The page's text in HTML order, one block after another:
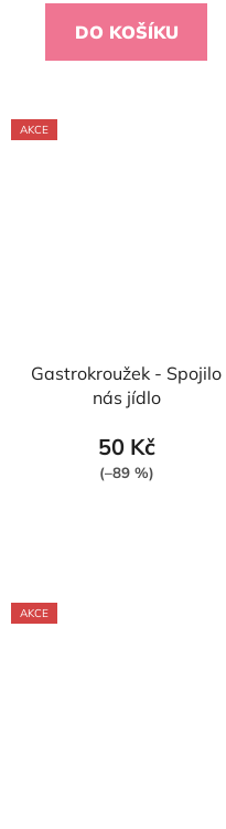
DO KOŠÍKU
AKCE
Gastrokroužek - Spojilo
nás jídlo
50 Kč
(–89 %)
AKCE